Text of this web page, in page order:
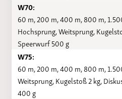
W70:
60 m, 200 m, 400 m, 800 m,
Hochsprung, Weitsprung,
Speerwurf 500 g
W75:
60 m, 200 m, 400 m, 800 m,
Weitsprung, Kugelstoß 2 kg,
400 g